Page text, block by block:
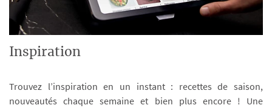
Inspiration
Trouvez l’inspiration en un instant : recettes de saison,
nouveautés chaque semaine et bien plus encore ! Une